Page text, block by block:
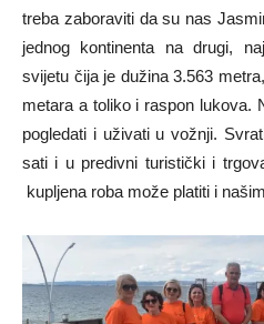
treba zaboraviti da su nas
jednog kontinenta na drugi,
svijetu čija je dužina 3.563
metara a toliko i raspon lukova.
pogledati i uživati u vožnji.
sati i u predivni turistički i
kupljena roba može platiti i